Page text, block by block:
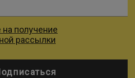
на получение
рассылки